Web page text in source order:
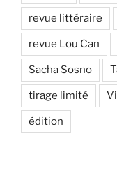
revue littéraire
revue Lou Can
Sacha Sosno
tirage limité
édition